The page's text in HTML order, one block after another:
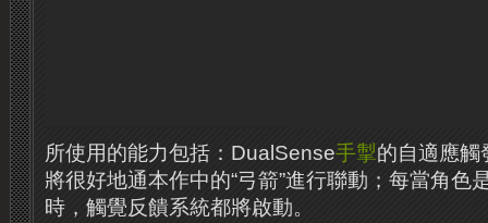
所使用的能力包括：DualSense手掣的自適應觸
將很好地通本作中的“弓箭”進行聯動；每當角色
時，觸覺反饋系統都將啟動。